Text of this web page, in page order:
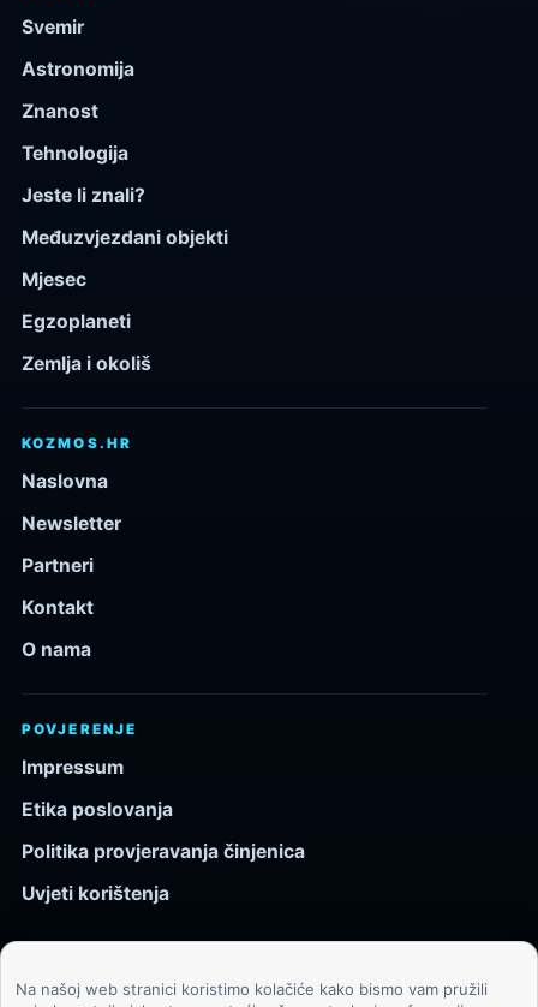
Svemir
Astronomija
Znanost
Tehnologija
Jeste li znali?
Međuzvjezdani objekti
Mjesec
Egzoplaneti
Zemlja i okoliš
KOZMOS.HR
Naslovna
Newsletter
Partneri
Kontakt
O nama
POVJERENJE
Impressum
Etika poslovanja
Politika provjeravanja činjenica
Uvjeti korištenja
Na našoj web stranici koristimo kolačiće kako bismo vam pružili